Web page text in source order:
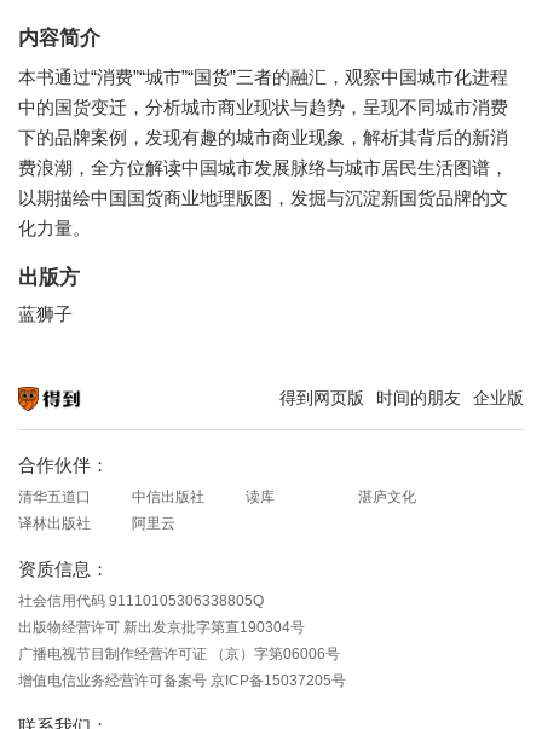
内容简介
本书通过“消费”“城市”“国货”三者的融汇，观察中国城市化进程
中的国货变迁，分析城市商业现状与趋势，呈现不同城市消费
下的品牌案例，发现有趣的城市商业现象，解析其背后的新消
费浪潮，全方位解读中国城市发展脉络与城市居民生活图谱，
以期描绘中国国货商业地理版图，发掘与沉淀新国货品牌的文
化力量。
出版方
蓝狮子
得到网页版 时间的朋友 企业版
合作伙伴：
清华五道口 中信出版社 读库
湛庐文化
译林出版社
阿里云
资质信息：
社会信用代码 91110105306338805Q
出版物经营许可 新出发京批字第直190304号
广播电视节目制作经营许可证 （京）字第06006号
增值电信业务经营许可备案号 京ICP备15037205号